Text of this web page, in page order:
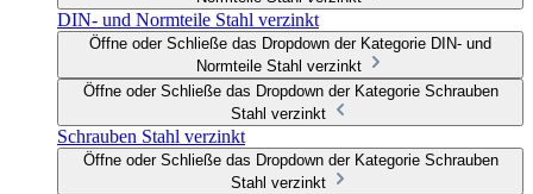
DIN- und Normteile Stahl verzinkt
Öffne oder Schließe das Dropdown der Kategorie DIN- und
Normteile Stahl verzinkt
Öffne oder Schließe das Dropdown der Kategorie Schrauben
Stahl verzinkt
Schrauben Stahl verzinkt
Öffne oder Schließe das Dropdown der Kategorie Schrauben
Stahl verzinkt